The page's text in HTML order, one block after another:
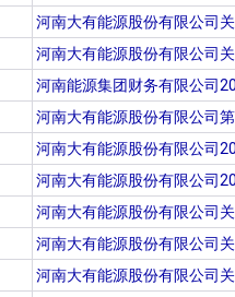
河南大有能源股份有限公司
河南大有能源股份有限公司
河南能源集团财务有限公司
河南大有能源股份有限公司
河南大有能源股份有限公司
河南大有能源股份有限公司
河南大有能源股份有限公司
河南大有能源股份有限公司
河南大有能源股份有限公司